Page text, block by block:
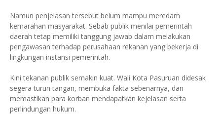
Namun penjelasan tersebut belum mampu meredam
kemarahan masyarakat. Sebab publik menilai pemerintah
daerah tetap memiliki tanggung jawab dalam melakukan
pengawasan terhadap perusahaan rekanan yang bekerja di
lingkungan instansi pemerintah.
Kini tekanan publik semakin kuat. Wali Kota Pasuruan didesak
segera turun tangan, membuka fakta sebenarnya, dan
memastikan para korban mendapatkan kejelasan serta
perlindungan hukum.